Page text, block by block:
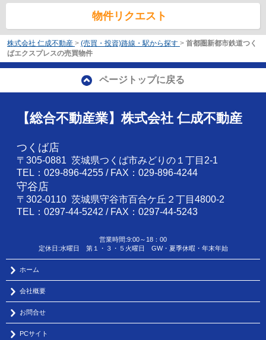
物件リクエスト
株式会社 仁成不動産 > (売買・投資)路線・駅から探す > 首都圏新都市鉄道つく
ばエクスプレスの売買物件
ページトップに戻る
【総合不動産業】株式会社 仁成不動産
つくば店
〒305-0881 茨城県つくば市みどりの１丁目2-1
TEL：029-896-4255 / FAX：029-896-4244
守谷店
〒302-0110 茨城県守谷市百合ケ丘２丁目4800-2
TEL：0297-44-5242 / FAX：0297-44-5243
営業時間:9:00～18：00
定休日:水曜日 第１・３・５火曜日 GW・夏季休暇・年末年始
ホーム
会社概要
お問合せ
PCサイト